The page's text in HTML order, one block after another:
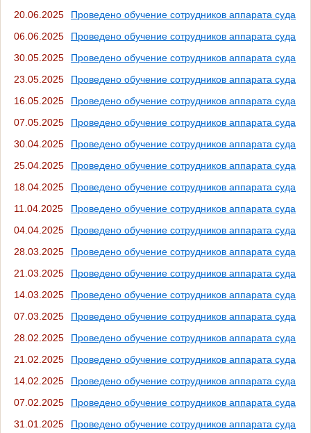
20.06.2025
Проведено обучение сотрудников аппарата суда
06.06.2025
Проведено обучение сотрудников аппарата суда
30.05.2025
Проведено обучение сотрудников аппарата суда
23.05.2025
Проведено обучение сотрудников аппарата суда
16.05.2025
Проведено обучение сотрудников аппарата суда
07.05.2025
Проведено обучение сотрудников аппарата суда
30.04.2025
Проведено обучение сотрудников аппарата суда
25.04.2025
Проведено обучение сотрудников аппарата суда
18.04.2025
Проведено обучение сотрудников аппарата суда
11.04.2025
Проведено обучение сотрудников аппарата суда
04.04.2025
Проведено обучение сотрудников аппарата суда
28.03.2025
Проведено обучение сотрудников аппарата суда
21.03.2025
Проведено обучение сотрудников аппарата суда
14.03.2025
Проведено обучение сотрудников аппарата суда
07.03.2025
Проведено обучение сотрудников аппарата суда
28.02.2025
Проведено обучение сотрудников аппарата суда
21.02.2025
Проведено обучение сотрудников аппарата суда
14.02.2025
Проведено обучение сотрудников аппарата суда
07.02.2025
Проведено обучение сотрудников аппарата суда
31.01.2025
Проведено обучение сотрудников аппарата суда